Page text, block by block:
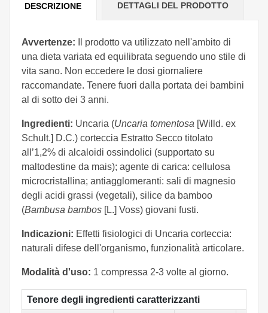
DESCRIZIONE DETTAGLI DEL PRODOTTO
Avvertenze: Il prodotto va utilizzato nell'ambito di
una dieta variata ed equilibrata seguendo uno stile di
vita sano. Non eccedere le dosi giornaliere
raccomandate. Tenere fuori dalla portata dei bambini
al di sotto dei 3 anni.
Ingredienti: Uncaria (Uncaria tomentosa [Willd. ex
Schult.] D.C.) corteccia Estratto Secco titolato
all’1,2% di alcaloidi ossindolici (supportato su
maltodestine da mais); agente di carica: cellulosa
microcristallina; antiagglomeranti: sali di magnesio
degli acidi grassi (vegetali), silice da bamboo
(Bambusa bambos [L.] Voss) giovani fusti.
Indicazioni: Effetti fisiologici di Uncaria corteccia:
naturali difese dell'organismo, funzionalità articolare.
Modalità d'uso: 1 compressa 2-3 volte al giorno.
Tenore degli ingredienti caratterizzanti